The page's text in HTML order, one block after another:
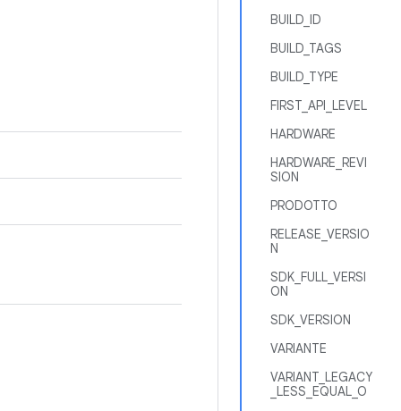
BUILD_ID
BUILD_TAGS
BUILD_TYPE
FIRST_API_LEVEL
HARDWARE
HARDWARE_REVI
SION
PRODOTTO
RELEASE_VERSIO
N
SDK_FULL_VERSI
ON
SDK_VERSION
VARIANTE
VARIANT_LEGACY
_LESS_EQUAL_O